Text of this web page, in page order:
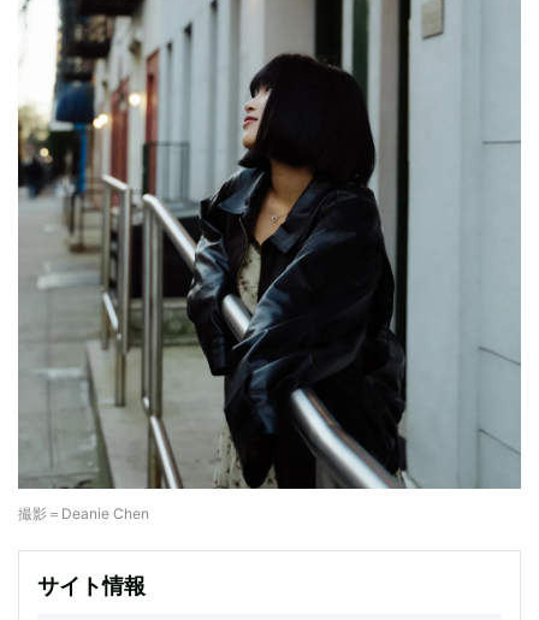
撮影＝Deanie Chen
サイト情報